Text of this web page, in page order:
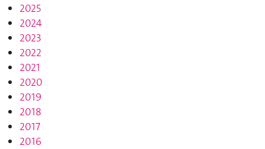
2025
2024
2023
2022
2021
2020
2019
2018
2017
2016